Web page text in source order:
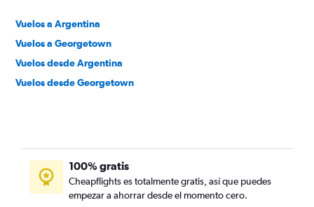
Vuelos a Argentina
Vuelos a Georgetown
Vuelos desde Argentina
Vuelos desde Georgetown
100% gratis
Cheapflights es totalmente gratis, así que puedes
empezar a ahorrar desde el momento cero.